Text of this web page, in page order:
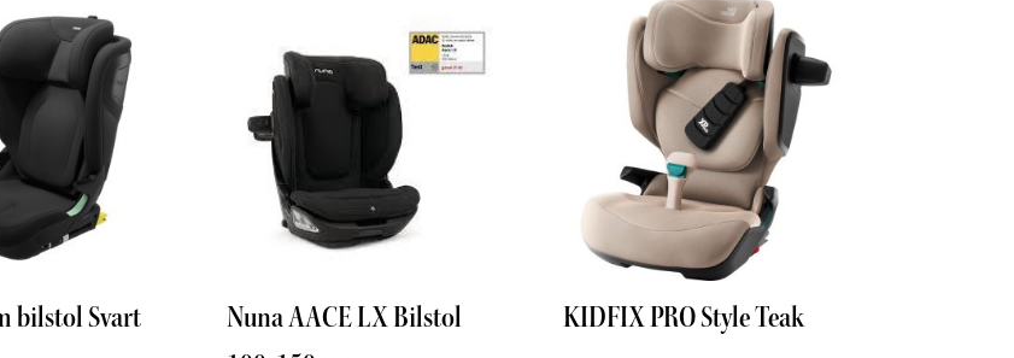
bilstol Svart
Nuna AACE LX Bilstol
KIDFIX PRO Style Teak